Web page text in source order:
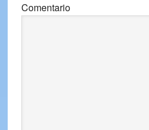
Comentario